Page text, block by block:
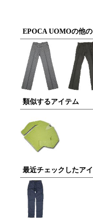
EPOCA UOMOの他
類似するアイテム
最近チェックしたア